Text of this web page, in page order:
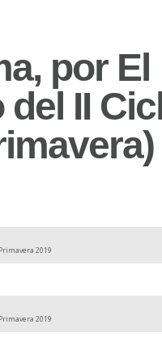
por El
del II
Primavera 2019
Primavera 2019